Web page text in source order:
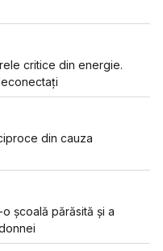
critice din energie.
din cauza
școală părăsită și a